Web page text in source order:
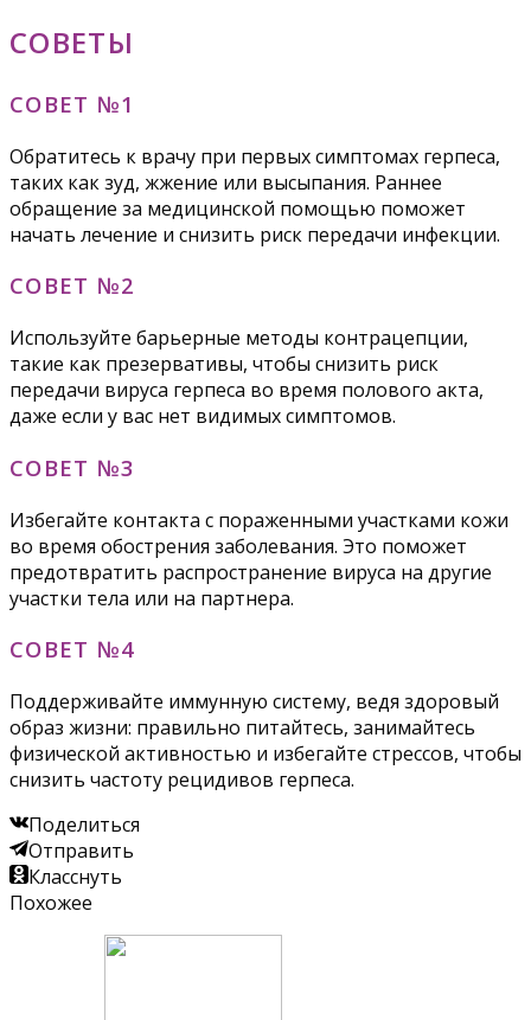
СОВЕТЫ
СОВЕТ №1
Обратитесь к врачу при первых симптомах герпеса,
таких как зуд, жжение или высыпания. Раннее
обращение за медицинской помощью поможет
начать лечение и снизить риск передачи инфекции.
СОВЕТ №2
Используйте барьерные методы контрацепции,
такие как презервативы, чтобы снизить риск
передачи вируса герпеса во время полового акта,
даже если у вас нет видимых симптомов.
СОВЕТ №3
Избегайте контакта с пораженными участками кожи
во время обострения заболевания. Это поможет
предотвратить распространение вируса на другие
участки тела или на партнера.
СОВЕТ №4
Поддерживайте иммунную систему, ведя здоровый
образ жизни: правильно питайтесь, занимайтесь
физической активностью и избегайте стрессов, чтобы
снизить частоту рецидивов герпеса.
Поделиться
Отправить
Класснуть
Похожее